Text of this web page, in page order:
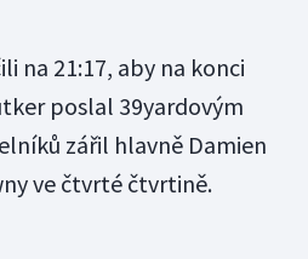
na 21:17, aby na konci
poslal 39yardovým
zářil hlavně Damien
ve čtvrté čtvrtině.